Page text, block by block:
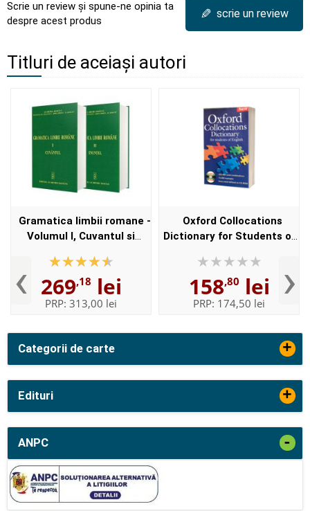
Categorii de carte +
Edituri +
ANPC -
Scrie un review și spune-ne opinia ta
despre acest produs
✎ scrie un review
Titluri de aceiași autori
‹
Gramatica limbii romane -
Volumul I, Cuvantul si
Elaborata sub egida
Institutului de
Lingvistica,,...
269,18 lei
PRP: 313,00 lei
Oxford Collocations
Dictionary for Students of
students of English -
Format, Paperback
158,80 lei
PRP: 174,50 lei ›